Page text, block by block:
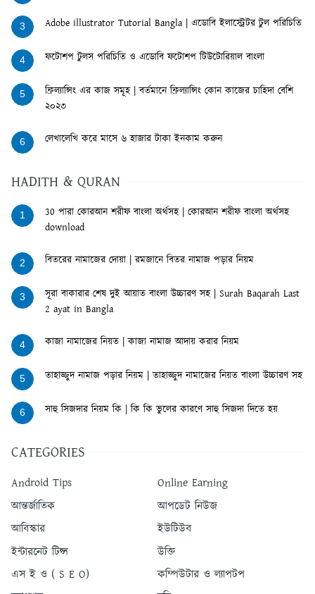
3 Adobe illustrator Tutorial Bangla | এডোবি ইলাস্ট্রেটর টুল পরিচিতি
4 ফটোশপ টুলস পরিচিতি ও এডোবি ফটোশপ টিউটোরিয়াল বাংলা
5
ফ্রিল্যান্সিং এর কাজ সমূহ | বর্তমানে ফ্রিল্যান্সিং কোন কাজের চাহিদা বেশি
২০২৩
6 লেখালেখি করে মাসে ৬ হাজার টাকা ইনকাম করুন
HADITH & QURAN
1
30 পারা কোরআন শরীফ বাংলা অর্থসহ | কোরআন শরীফ বাংলা অর্থসহ
download
2 বিতরের নামাজের দোয়া | রমজানে বিতর নামাজ পড়ার নিয়ম
3
সূরা বাকারার শেষ দুই আয়াত বাংলা উচ্চারণ সহ | Surah Baqarah Last
2 ayat in Bangla
4 কাজা নামাজের নিয়ত | কাজা নামাজ আদায় করার নিয়ম
5 তাহাজ্জুদ নামাজ পড়ার নিয়ম | তাহাজ্জুদ নামাজের নিয়ত বাংলা উচ্চারণ সহ
6 সাহু সিজদার নিয়ম কি | কি কি ভুলের কারণে সাহু সিজদা দিতে হয়
CATEGORIES
Android Tips
Online Earning
আন্তর্জাতিক
আপডেট নিউজ
আবিস্কার
ইউটিউব
ইন্টারনেট টিপ্স
উক্তি
এস ই ও ( S E O)
কম্পিউটার ও ল্যাপটপ